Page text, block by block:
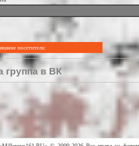
посетители:
группа в ВК